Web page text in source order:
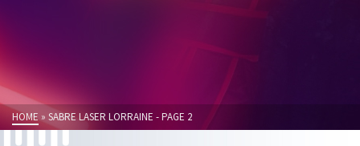
HOME » SABRE LASER LORRAINE - PAGE 2